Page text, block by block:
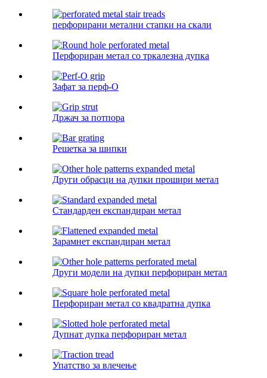
перфорирани метални стапки на скали
Перфориран метал со тркалезна дупка
Зафат за перф-О
Држач за потпора
Решетка за шипки
Други обрасци на дупки прошири метал
Стандарден експандиран метал
Зарамнет експандиран метал
Други модели на дупки перфориран метал
Перфориран метал со квадратна дупка
Дупнат дупка перфориран метал
Упатство за влечење